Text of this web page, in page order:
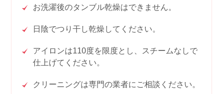
お洗濯後のタンブル乾燥はできません。
日陰でつり干し乾燥してください。
アイロンは110度を限度とし、スチームなしで
仕上げてください。
クリーニングは専門の業者にご相談ください。